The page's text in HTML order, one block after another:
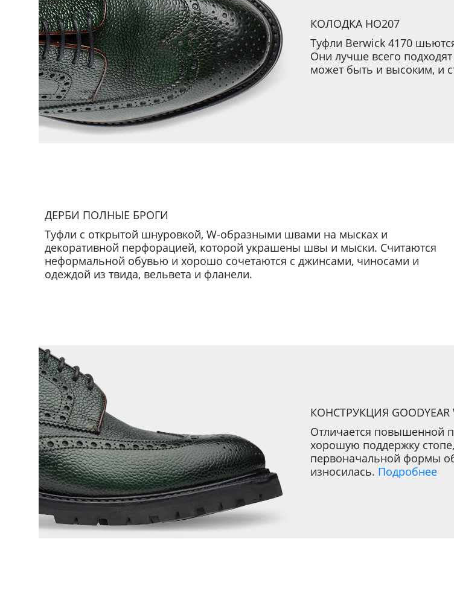
КОЛОДКА HO207
Туфли Berwick 4170
Они лучше всего
может быть и высоким, и
ДЕРБИ ПОЛНЫЕ БРОГИ
Туфли с открытой шнуровкой, W-образными швами на мысках и
декоративной перфорацией, которой украшены швы и мыски. Считаются
неформальной обувью и хорошо сочетаются с джинсами, чиносами и
одеждой из твида, вельвета и фланели.
КОНСТРУКЦИЯ GOODYEAR
Отличается повышенной
хорошую поддержку
первоначальной формы
износилась. Подробнее